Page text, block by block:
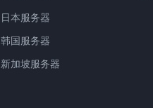
日本服务器
韩国服务器
新加坡服务器